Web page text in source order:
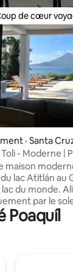
sur 5, 134
de cœur
de cœur
· Santa
Toli - Moderne |
rapide
maison
lac Atitlán au
du monde. Alimentée
par le
verte dispose
et d'une
Poaquíl